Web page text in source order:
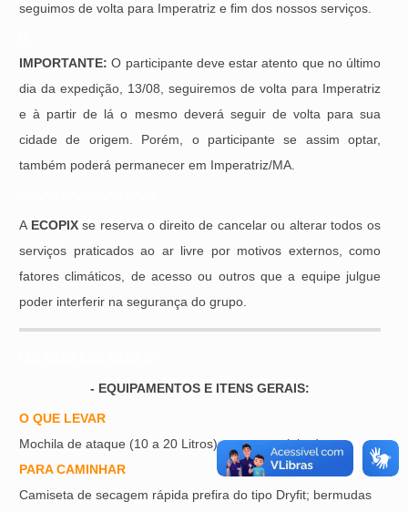
seguimos de volta para Imperatriz e fim dos nossos serviços.
IMPORTANTE: O participante deve estar atento que no último
dia da expedição, 13/08, seguiremos de volta para Imperatriz
e à partir de lá o mesmo deverá seguir de volta para sua
cidade de origem. Porém, o participante se assim optar,
também poderá permanecer em Imperatriz/MA.
A ECOPIXse reserva o direito de cancelar ou alterar todos os
serviços praticados ao ar livre por motivos externos, como
fatores climáticos, de acesso ou outros que a equipe julgue
poder interferir na segurança do grupo.
- EQUIPAMENTOS E ITENS GERAIS:
O QUE LEVAR
Mochila de ataque (10 a 20 Litros) para a caminhada.
PARA CAMINHAR
Camiseta de secagem rápida prefira do tipo Dryfit; bermudas